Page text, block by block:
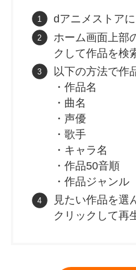
dアニメストア
ホーム画面上部
クして作品を検
以下の方法で作
・作品名
・曲名
・声優
・歌手
・キャラ名
・作品50音順
・作品ジャンル
見たい作品を選
クリックして再